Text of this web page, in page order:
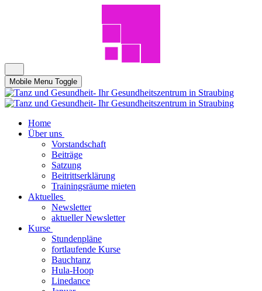
Mobile Menu Toggle
Home
Über uns
Vorstandschaft
Beiträge
Satzung
Beitrittserklärung
Trainingsräume mieten
Aktuelles
Newsletter
aktueller Newsletter
Kurse
Stundenpläne
fortlaufende Kurse
Bauchtanz
Hula-Hoop
Linedance